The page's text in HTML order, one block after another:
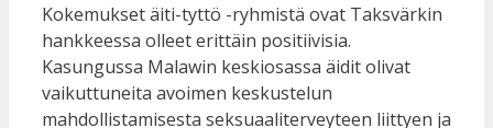
Kokemukset äiti-tyttö -ryhmistä ovat Taksvärkin
hankkeessa olleet erittäin positiivisia.
Kasungussa Malawin keskiosassa äidit olivat
vaikuttuneita avoimen keskustelun
mahdollistamisesta seksuaaliterveyteen liittyen ja